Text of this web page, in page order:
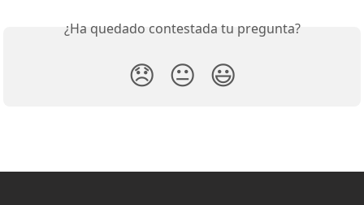
¿Ha quedado contestada tu pregunta?
😞 😐 😃